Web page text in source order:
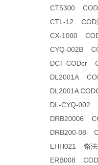
CT5300 COD
CTL-12 COD
CX-1000
CYQ-002B
DCT-CODcr
DL2001A
DL2001A
DL-CYQ-002
DRB20006
DRB200-08
EHH021 铬法
ERB008 COD